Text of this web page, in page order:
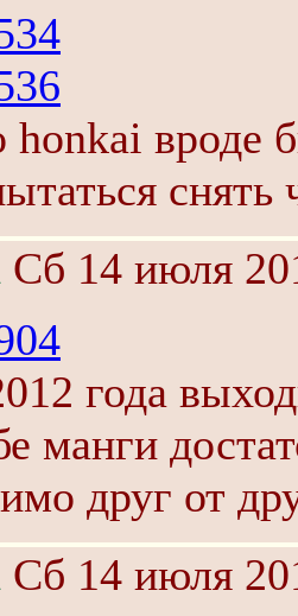
honkai вроде
снять
Сб 14 июля
года
манги
друг от
Сб 14 июля